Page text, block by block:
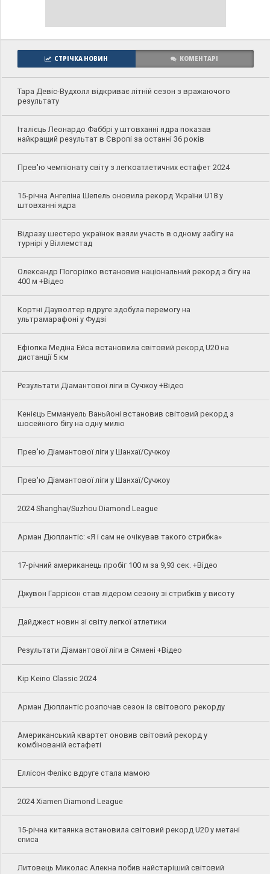
СТРІЧКА НОВИН КОМЕНТАРІ
Тара Девіс-Вудхолл відкриває літній сезон з вражаючого
результату
Італієць Леонардо Фаббрі у штовханні ядра показав
найкращий результат в Європі за останні 36 років
Прев'ю чемпіонату світу з легкоатлетичних естафет 2024
15-річна Ангеліна Шепель оновила рекорд України U18 у
штовханні ядра
Відразу шестеро українок взяли участь в одному забігу на
турнірі у Віллемстад
Олександр Погорілко встановив національний рекорд з бігу на
400 м +Відео
Кортні Дауволтер вдруге здобула перемогу на
ультрамарафоні у Фудзі
Ефіопка Медіна Ейса встановила світовий рекорд U20 на
дистанції 5 км
Результати Діамантової ліги в Сучжоу +Відео
Кенієць Еммануель Ваньйоні встановив світовий рекорд з
шосейного бігу на одну милю
Прев'ю Діамантової ліги у Шанхаї/Сучжоу
Прев'ю Діамантової ліги у Шанхаї/Сучжоу
2024 Shanghai/Suzhou Diamond League
Арман Дюплантіс: «Я і сам не очікував такого стрибка»
17-річний американець пробіг 100 м за 9,93 сек. +Відео
Джувон Гаррісон став лідером сезону зі стрибків у висоту
Дайджест новин зі світу легкої атлетики
Результати Діамантової ліги в Сямені +Відео
Kip Keino Classic 2024
Арман Дюплантіс розпочав сезон із світового рекорду
Американський квартет оновив світовий рекорд у
комбінованій естафеті
Еллісон Фелікс вдруге стала мамою
2024 Xiamen Diamond League
15-річна китаянка встановила світовий рекорд U20 у метані
списа
Литовець Миколас Алекна побив найстаріший світовий